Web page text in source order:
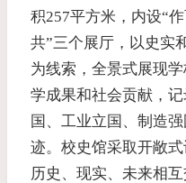
积257平方米，内设“
共”三个展厅，以史实
为线索，全景式展现
学成果和社会贡献，
国、工业立国、制造
迹。校史馆采取开敞
历史、现实、未来相